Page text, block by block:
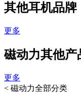
其他耳机品牌
更多
磁动力其他产
更多
< 磁动力全部分类